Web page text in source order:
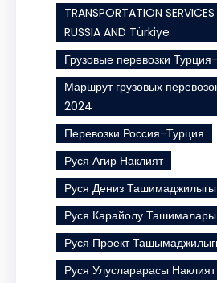
TRANSPORTATION SERVICES
RUSSIA AND Türkiye
Грузовые перевозки
Маршрут грузовых
2024
Перевозки Россия-Турция
Руся Агир Наклият
Руся Дениз Ташимаджилыгы
Руся Карайолу Ташималары
Руся Проект
Руся Улусларарасы Наклият